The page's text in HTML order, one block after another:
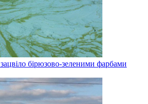
бірюзово-зеленими фарбами